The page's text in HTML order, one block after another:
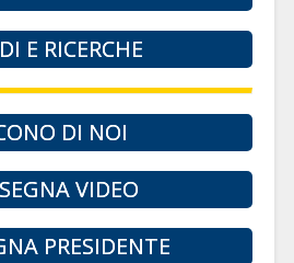
E RICERCHE
DI NOI
VIDEO
PRESIDENTE